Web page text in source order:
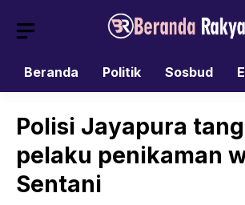
Beranda
Politik Sosbud
Polisi Jayapura
pelaku penikaman
Sentani